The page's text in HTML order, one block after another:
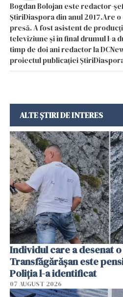
Bogdan Bolojan este redactor-
ȘtiriDiaspora din anul 2017.Are
presă. A fost asistent de
televiziune și în final drumul l-a
timp de doi ani redactor la
proiectul publicației
ALTE ȘTIRI DE INTERES
Individul care a desenat
Transfăgărășan este
Poliția l-a identificat
07 AUGUST 2026